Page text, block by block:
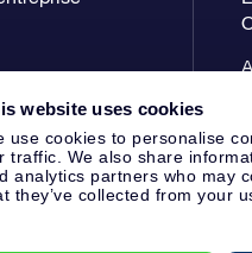
website uses cookies
use cookies to personalise
traffic. We also share
analytics partners who may
they’ve collected from your